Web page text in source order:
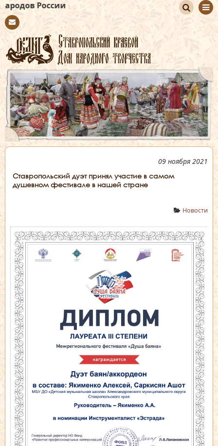
tact
иск
09 ноября 2021
Ставропольский дуэт принял участие в самом
душевном фестивале в нашей стране
Новости